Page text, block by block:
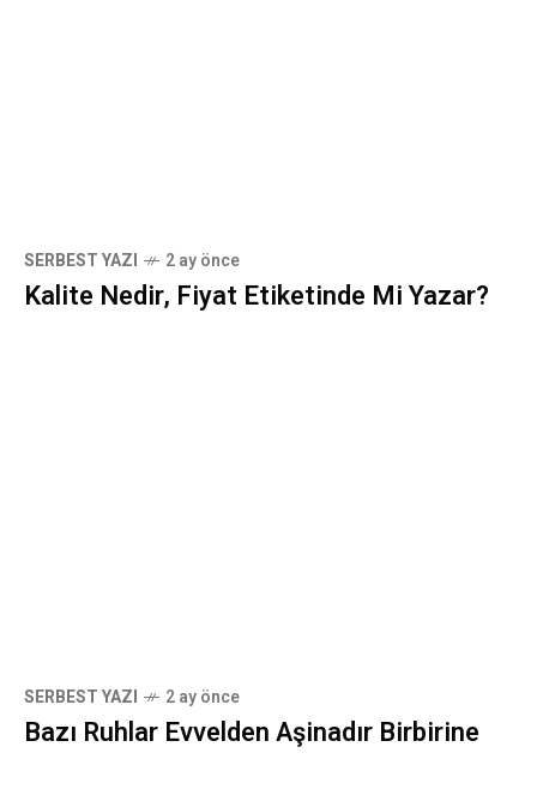
SERBEST YAZI 2 ay önce
Kalite Nedir, Fiyat Etiketinde Mi Yazar?
SERBEST YAZI 2 ay önce
Bazı Ruhlar Evvelden Aşinadır Birbirine